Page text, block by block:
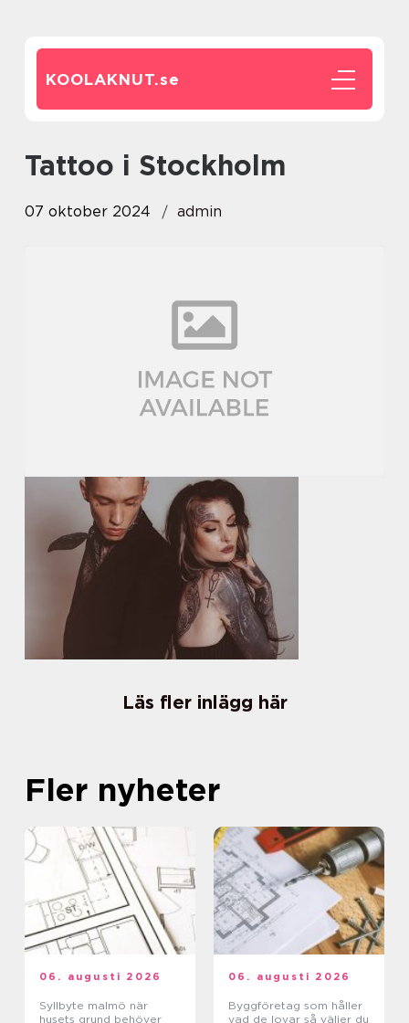
KOOLAKNUT.se
Tattoo i Stockholm
07 oktober 2024 admin
Läs fler inlägg här
Fler nyheter
06. augusti 2026
Syllbyte malmö när
husets grund behöver
06. augusti 2026
Byggföretag som håller
vad de lovar så väljer du